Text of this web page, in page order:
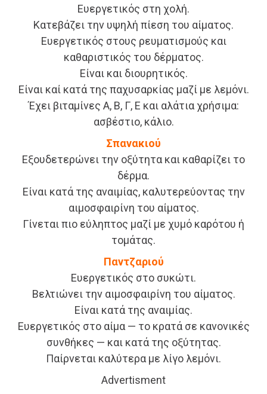
Ευεργετικός στη χολή.
Κατεβάζει την υψηλή πίεση του αίματος.
Ευεργετικός στους ρευματισμούς και
καθαριστικός του δέρματος.
Είναι και διουρητικός.
Είναι καί κατά της παχυσαρκίας μαζί με λεμόνι.
Έχει βιταμίνες Α, Β, Γ, Ε και αλάτια χρήσιμα:
ασβέστιο, κάλιο.
Σπανακιού
Εξουδετερώνει την οξύτητα και καθαρίζει το
δέρμα.
Είναι κατά της αναιμίας, καλυτερεύοντας την
αιμοσφαιρίνη του αίματος.
Γίνεται πιο εύληπτος μαζί με χυμό καρότου ή
τομάτας.
Παντζαριού
Ευεργετικός στο συκώτι.
Βελτιώνει την αιμοσφαιρίνη του αίματος.
Είναι κατά της αναιμίας.
Ευεργετικός στο αίμα — το κρατά σε κανονικές
συνθήκες — και κατά της οξύτητας.
Παίρνεται καλύτερα με λίγο λεμόνι.
Advertisment